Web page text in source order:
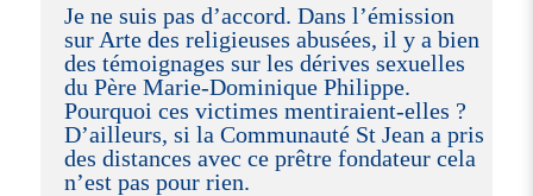
Je ne suis pas d’accord. Dans l’émission
sur Arte des religieuses abusées, il y a bien
des témoignages sur les dérives sexuelles
du Père Marie-Dominique Philippe.
Pourquoi ces victimes mentiraient-elles ?
D’ailleurs, si la Communauté St Jean a pris
des distances avec ce prêtre fondateur cela
n’est pas pour rien.